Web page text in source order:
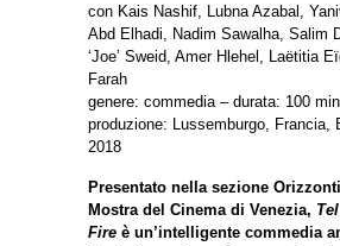
con Kais Nashif, Lubna Azabal,
Abd Elhadi, Nadim Sawalha, Salim
‘Joe’ Sweid, Amer Hlehel, Laëtitia
Farah
genere: commedia – durata: 100
produzione: Lussemburgo, Francia,
2018
Presentato nella sezione
Mostra del Cinema di Venezia,
Fire è un’intelligente commedia